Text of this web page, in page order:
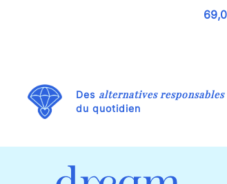
Des alternatives responsables
du quotidien